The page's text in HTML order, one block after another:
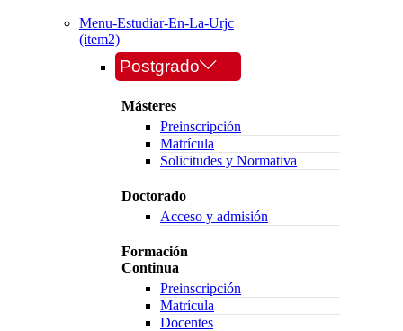
Menu-Estudiar-En-La-Urjc
(item2)
Postgrado
Másteres
Preinscripción
Matrícula
Solicitudes y Normativa
Doctorado
Acceso y admisión
Formación
Continua
Preinscripción
Matrícula
Docentes